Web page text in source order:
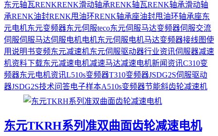
东元轴瓦RENKRENK滑动轴承RENK轴瓦RENK轴承滑动轴
承RENK油封RENK甩油环RENK轴承座油封甩油环轴承座东
元电机东元变频器东元伺服teco东元伺服马达变频器伺服交流
伺服伺服马达伺服电机电机东元伺服电机马达变频器接线图使
用说明书变频东元减速机东元伺服驱动器行业资讯伺服器减速
机资料下载东元减速电机减速马达减速电机新闻资讯C310变
频器东元电机资讯L510s变频器T310变频器JSDG2S伺服驱动
器JSDG2S技术问答电子样本A510s变频器节能斜齿轮减速机
东元TKRH系列准双曲面齿轮减速电机